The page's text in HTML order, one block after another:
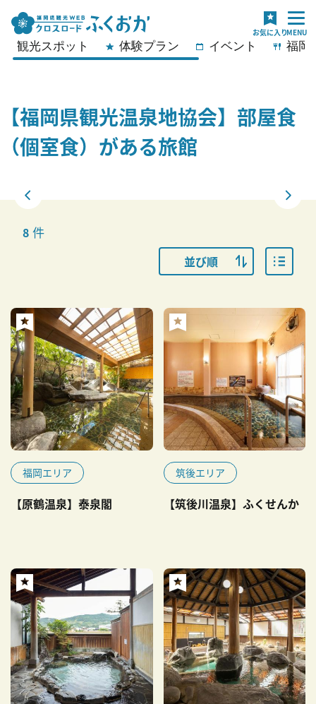
観光スポット 体験プラン イベント 福岡
【福岡県観光温泉地協会】部屋食
（個室食）がある旅館
8 件
並び順
福岡エリア
【原鶴温泉】泰泉閣
筑後エリア
【筑後川温泉】ふくせんか